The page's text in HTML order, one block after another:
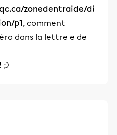
zonedentraide/di
p1, comment
dans la lettre e de
;)